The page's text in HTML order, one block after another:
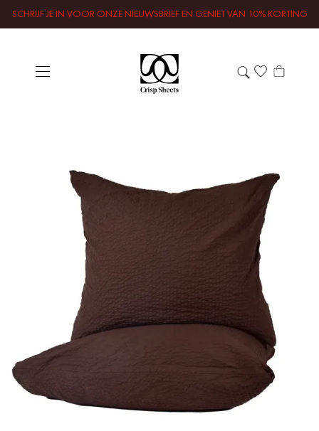
SCHRIJF JE IN VOOR ONZE NIEUWSBRIEF EN GENIET VAN 10% KORTING